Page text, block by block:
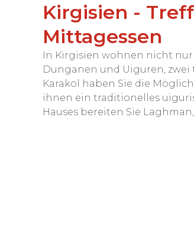
Kirgisien -
Mittagessen
In Kirgisien wohnen nicht nur
Dunganen und Uiguren,
Karakol haben Sie die
ihnen ein traditionelles
Hauses bereiten Sie